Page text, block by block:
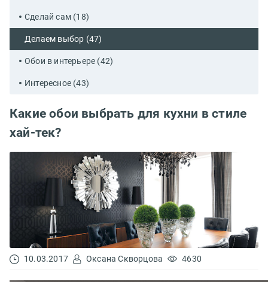
Сделай сам (18)
Делаем выбор (47)
Обои в интерьере (42)
Интересное (43)
Какие обои выбрать для кухни в стиле
хай-тек?
10.03.2017 Оксана Скворцова 4630